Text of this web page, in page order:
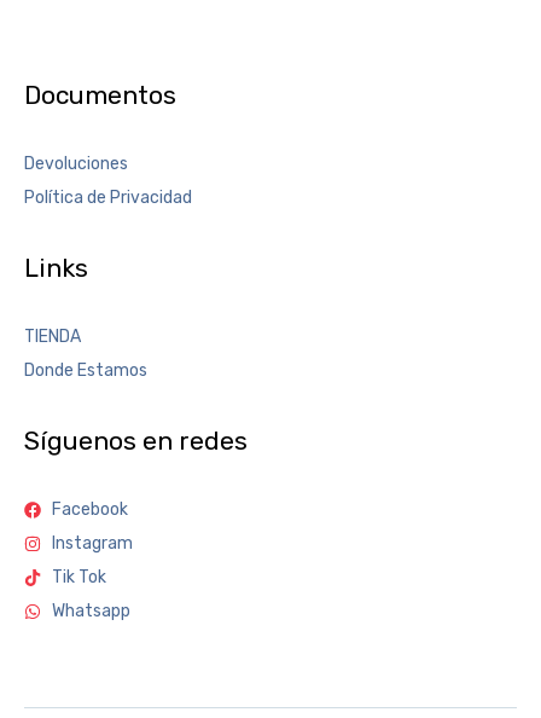
Documentos
Devoluciones
Política de Privacidad
Links
TIENDA
Donde Estamos
Síguenos en redes
Facebook
Instagram
Tik Tok
Whatsapp